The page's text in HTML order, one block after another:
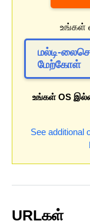
உங்கள்
மல்டி-
மேற்கோள்
உங்கள் OS
See additional
URLகள்